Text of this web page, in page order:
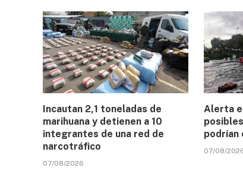
Incautan 2,1 toneladas de
marihuana y detienen a 10
integrantes de una red de
narcotráfico
07/08/2026
Alerta
podrían
07/08/